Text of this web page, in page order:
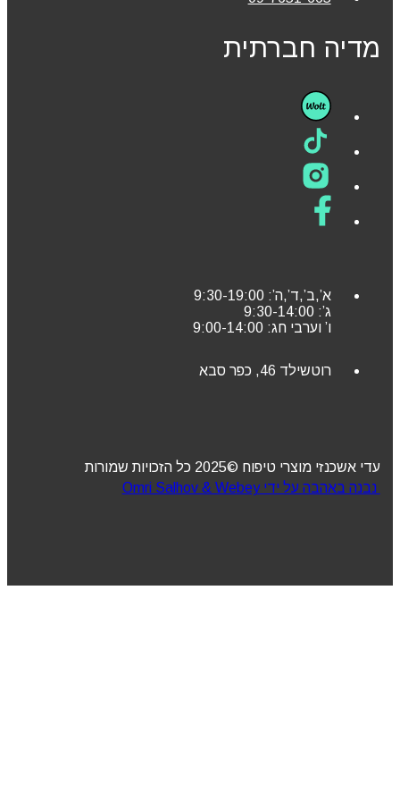
מדיה חברתית
א’,ב’,ד’,ה’: 9:30-19:00
ג’: 9:30-14:00
ו’ וערבי חג: 9:00-14:00
רוטשילד 46, כפר סבא
עדי אשכנזי מוצרי טיפוח ©2025 כל הזכויות שמורות
נבנה באהבה על ידי Omri Salhov & Webey